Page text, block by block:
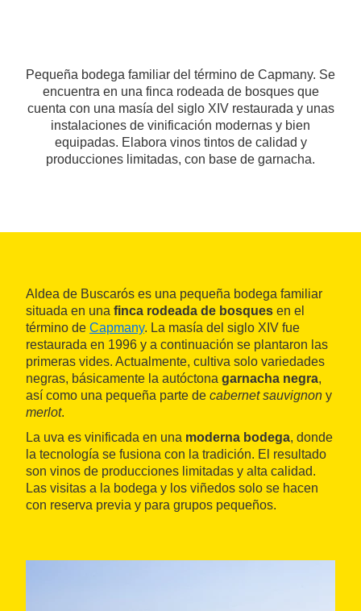
Pequeña bodega familiar del término de Capmany. Se
encuentra en una finca rodeada de bosques que
cuenta con una masía del siglo XIV restaurada y unas
instalaciones de vinificación modernas y bien
equipadas. Elabora vinos tintos de calidad y
producciones limitadas, con base de garnacha.
Aldea de Buscarós es una pequeña bodega familiar
situada en una finca rodeada de bosques en el
término de Capmany. La masía del siglo XIV fue
restaurada en 1996 y a continuación se plantaron las
primeras vides. Actualmente, cultiva solo variedades
negras, básicamente la autóctona garnacha negra,
así como una pequeña parte de cabernet sauvignon y
merlot.
La uva es vinificada en una moderna bodega, donde
la tecnología se fusiona con la tradición. El resultado
son vinos de producciones limitadas y alta calidad.
Las visitas a la bodega y los viñedos solo se hacen
con reserva previa y para grupos pequeños.